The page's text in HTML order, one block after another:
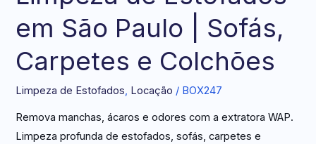
em São Paulo | Sofás,
Carpetes e Colchões
Limpeza de Estofados Locação / BOX247
Remova manchas, ácaros e odores com a extratora WAP.
Limpeza profunda de estofados, sofás, carpetes e